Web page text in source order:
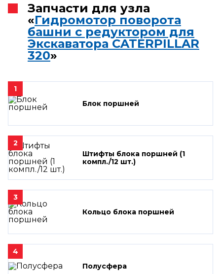
Запчасти для узла
«Гидромотор поворота
башни с редуктором для
Экскаватора CATERPILLAR
320»
1
Блок поршней
2
Штифты блока поршней (1
компл./12 шт.)
3
Кольцо блока поршней
4
Полусфера